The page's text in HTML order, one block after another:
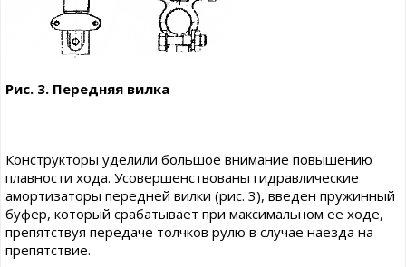
Рис. 3. Передняя вилка
Конструкторы уделили большое внимание повышению
плавности хода. Усовершенствованы гидравлические
амортизаторы передней вилки (рис. 3), введен пружинный
буфер, который срабатывает при максимальном ее ходе,
препятствуя передаче толчков рулю в случае наезда на
препятствие.